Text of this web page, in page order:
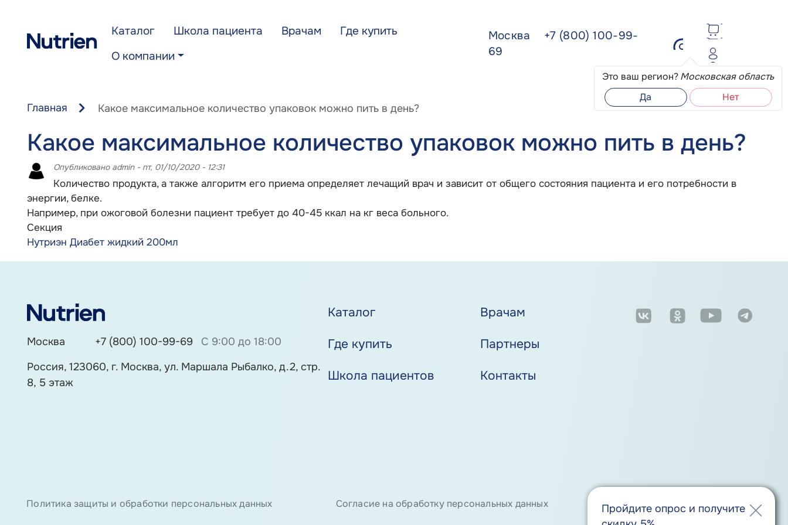
Каталог Школа пациента Врачам
Где купить
О компании
Москва
+7 (800) 100-99-
69
Это ваш регион?Московская область
Да
Нет
Главная Какое максимальное количество упаковок можно пить в день?
Какое максимальное количество упаковок можно пить в день?
Опубликовано admin- пт, 01/10/2020 - 12:31
Количество продукта, а также алгоритм его приема определяет лечащий врач и зависит от общего состояния пациента и его потребности в
энергии, белке.
Например, при ожоговой болезни пациент требует до 40-45 ккал на кг веса больного.
Секция
Нутриэн Диабет жидкий 200мл
Пройдите опрос и получите
Москва +7 (800) 100-99-69
С 9:00 до 18:00
Россия, 123060, г. Москва, ул. Маршала Рыбалко, д.2, стр.
8, 5 этаж
Каталог Врачам
Где купить Партнеры
Школа пациентов Контакты
Политика защиты и обработки персональных данных Согласие на обработку персональных данных
Положение о порядке хранения
и защиты персональных данных